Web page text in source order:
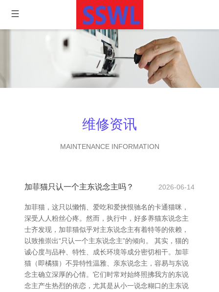
维修资讯
MAINTENANCE INFORMATION
加菲猫只认一个主东说念主吗？ 2026-06-14
加菲猫，这只以懒惰、爱吃和爱挟恨驰名的卡通猫咪，
深受人人粉丝心疼。然而，执行中，好多养猫东说念主
士齐发现，加菲猫似乎对主东说念主有着特等的依赖，
以致推崇出“只认一个主东说念主”的倾向。 其实，猫的
诚心度与品种、特性、成长环境等成分密切相干。加菲
猫（即橘猫）不异特性温雅、亲东说念主，容易与东说
念主确立深厚的心情。它们时常对始终照拂我方的东说
念主产生热烈的依恋，尤其是从小一说念糊口的主东说